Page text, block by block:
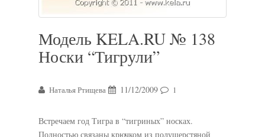
Модель KELA.RU № 138
Носки “Тигрули”
Наталья Ртищева 11/12/2009 1
Встречаем год Тигра в “тигриных” носках.
Полностью связаны крючком из полушерстяной